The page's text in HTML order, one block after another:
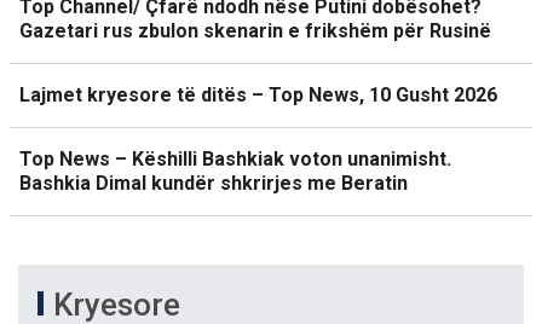
Top Channel/ Çfarë ndodh nëse Putini dobësohet?
Gazetari rus zbulon skenarin e frikshëm për Rusinë
Lajmet kryesore të ditës – Top News, 10 Gusht 2026
Top News – Këshilli Bashkiak voton unanimisht.
Bashkia Dimal kundër shkrirjes me Beratin
Kryesore